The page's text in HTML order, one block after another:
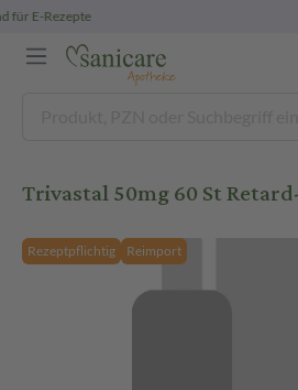
Trivastal 50mg 60 St
Rezeptpflichtig Reimport